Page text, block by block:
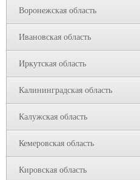
Воронежская область
Ивановская область
Иркутская область
Калининградская область
Калужская область
Кемеровская область
Кировская область